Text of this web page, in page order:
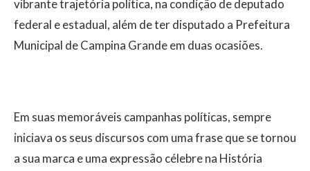
vibrante trajetória política, na condição de deputado
federal e estadual, além de ter disputado a Prefeitura
Municipal de Campina Grande em duas ocasiões.
Em suas memoráveis campanhas políticas, sempre
iniciava os seus discursos com uma frase que se tornou
a sua marca e uma expressão célebre na História